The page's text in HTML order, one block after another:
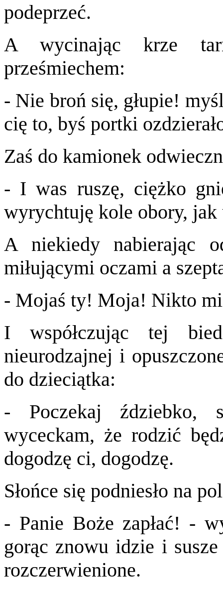
podeprzeć.
A wycinając krze
prześmiechem:
- Nie broń się, głupie!
cię to, byś portki
Zaś do kamionek
- I was ruszę, ciężko
wyrychtuję kole obory,
A niekiedy nabierając
miłującymi oczami a
- Mojaś ty! Moja! Nikto
I współczując tej
nieurodzajnej i
do dzieciątka:
- Poczekaj ździebko,
wyceckam, że rodzić
dogodzę ci, dogodzę.
Słońce się podniesło na
- Panie Boże zapłać! -
gorąc znowu idzie i
rozczerwienione.